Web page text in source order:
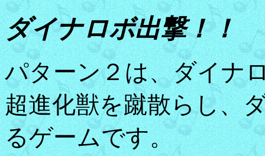
ダイナロボ出撃！！
パターン２は、ダイナ
超進化獣を蹴散らし、
るゲームです。